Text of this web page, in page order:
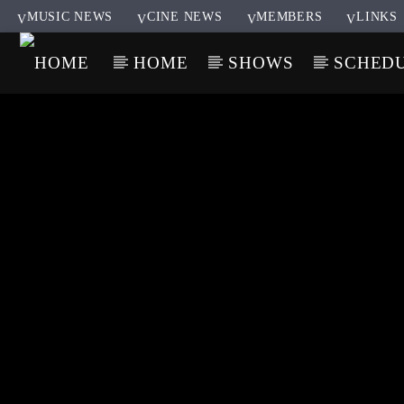
MUSIC NEWS CINE NEWS MEMBERS LINKS
HOME SHOWS